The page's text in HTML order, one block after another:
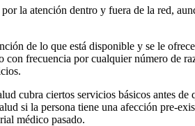
la atención dentro y fuera de la red,
de lo que está disponible y se le
frecuencia por cualquier número de
cubra ciertos servicios básicos antes
si la persona tiene una afección pre-
médico pasado.